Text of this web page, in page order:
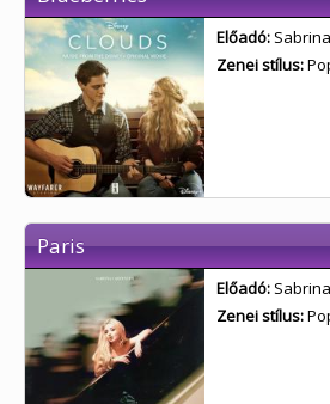
Előadó:
Zenei stílus:
Paris
Előadó:
Zenei stílus: